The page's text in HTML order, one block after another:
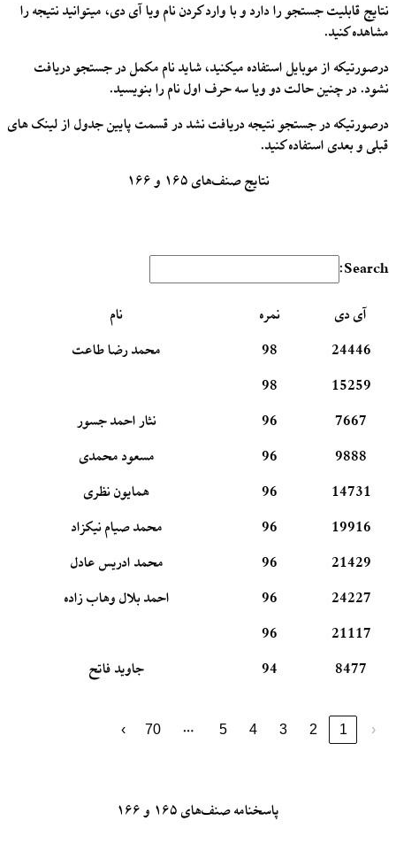
نتایج قابلیت جستجو را دارد و با وارد کردن نام ویا آی دی، میتوانید نتیجه را
مشاهده کنید.
درصورتیکه از موبایل استفاده میکنید، شاید نام مکمل در جستجو دریافت
نشود. در چنین حالت دو ویا سه حرف اول نام را بنویسید.
درصورتیکه در جستجو نتیجه دریافت نشد در قسمت پایین جدول از لینک های
قبلی و بعدی استفاده کنید.
نتایج صنف‌های ۱۶۵ و ۱۶۶
Search:
آی دی نمره
نام
24446
98
محمد رضا طاعت
15259
98
7667
96
نثار احمد جسور
9888
96
مسعود محمدی
14731
96
همایون نظری
19916
96
محمد صیام نیکزاد
21429
96
محمد ادریس عادل
24227
96
احمد بلال وهاب زاده
21117
96
8477
94 جاوید فاتح
‹
1
2
3
4
5
…
70
›
پاسخنامه صنف‌های ۱۶۵ و ۱۶۶